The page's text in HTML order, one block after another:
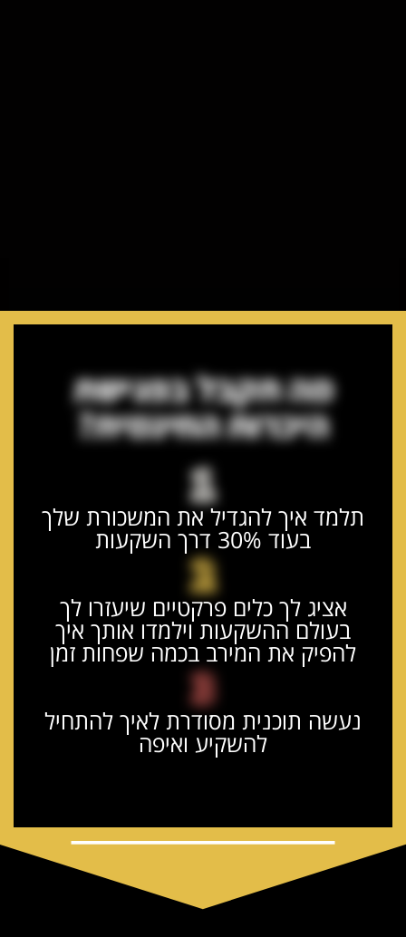
מה תקבל בפגישת
היכרות החינמית?
1
תלמד איך להגדיל את המשכורת שלך
בעוד 30% דרך השקעות
2
אציג לך כלים פרקטיים שיעזרו לך
בעולם ההשקעות וילמדו אותך איך
להפיק את המירב בכמה שפחות זמן
3
נעשה תוכנית מסודרת לאיך להתחיל
להשקיע ואיפה
שווי הפגישה איתי: